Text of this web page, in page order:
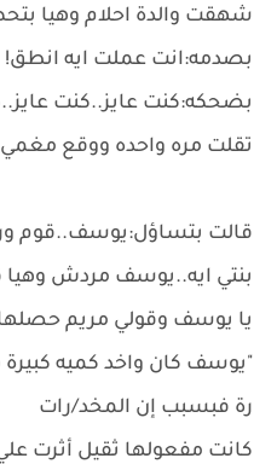
شهقت والدة احلام وهيا
بصدمه:انت عملت ايه انطق!
بضحكه:كنت عايز..كنت
تقلت مره واحده ووقع مغمي
قالت بتساؤل:يوسف..قوم
بنتي ايه..يوسف مردش وهيا
يا يوسف وقولي مريم حصلها
"يوسف كان واخد كميه
رة فبسبب إن المخد/رات
كانت مفعولها ثقيل أثرت